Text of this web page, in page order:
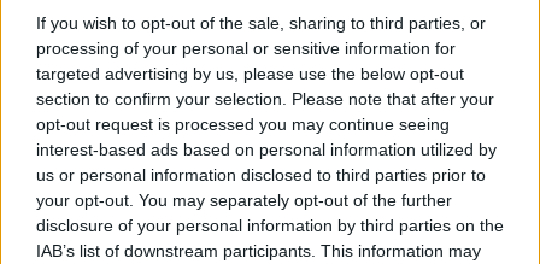
If you wish to opt-out of the sale, sharing to third parties, or
processing of your personal or sensitive information for
targeted advertising by us, please use the below opt-out
section to confirm your selection. Please note that after your
opt-out request is processed you may continue seeing
interest-based ads based on personal information utilized by
us or personal information disclosed to third parties prior to
your opt-out. You may separately opt-out of the further
disclosure of your personal information by third parties on the
IAB’s list of downstream participants. This information may
Nedbalová, která má v ŘSZK na starost péči o zeleň u
silnic. Bez odborného ošetření by podle ní bylo potřeba
stromy kvůli bezpečnosti brzy skácet, i když jsou jinak
životaschopné.
reklama